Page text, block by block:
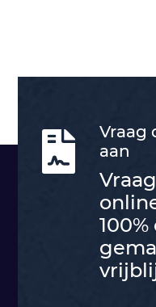

Vraag
aan